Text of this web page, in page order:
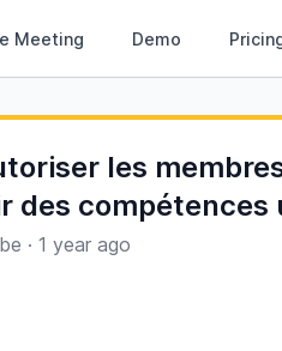
Meeting Demo
les
des compétences
· 1 year ago